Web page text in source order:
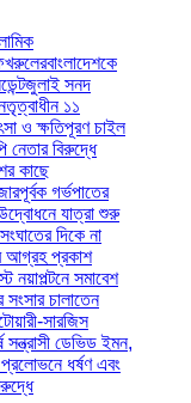
বাংলাদেশকে
সনদ
১১
ক্ষতিপূরণ চাইল
বিরুদ্ধে
গর্ভপাতের
যাত্রা শুরু
দিকে না
প্রকাশ
সমাবেশ
চালাতেন
সারজিস
ডেভিড ইমন,
ধর্ষণ এবং